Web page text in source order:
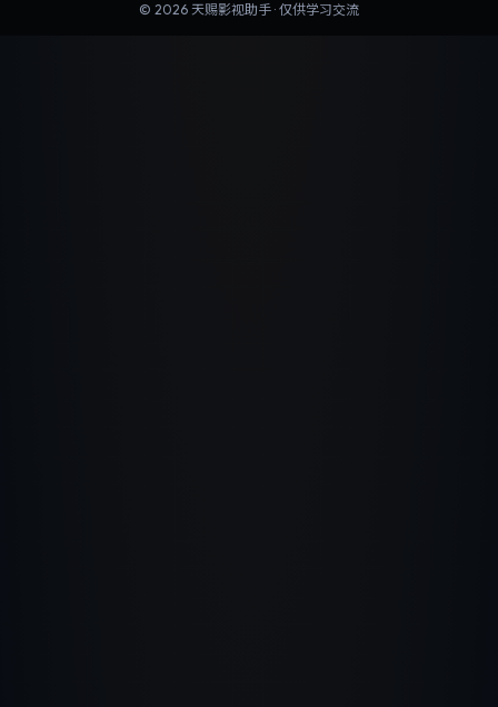
© 2026 天赐影视助手 · 仅供学习交流